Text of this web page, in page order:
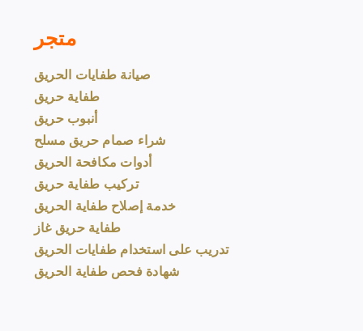
متجر
صيانة طفايات الحريق
طفاية حريق
أنبوب حريق
شراء صمام حريق مسلح
أدوات مكافحة الحريق
تركيب طفاية حريق
خدمة إصلاح طفاية الحريق
طفاية حريق غاز
تدريب على استخدام طفايات الحريق
شهادة فحص طفاية الحريق